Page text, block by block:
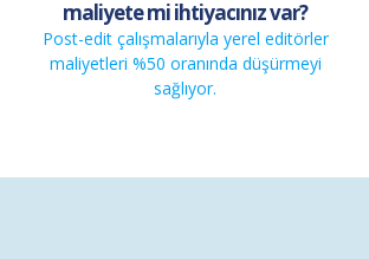
maliyete mi ihtiyacınız var?
Post-edit çalışmalarıyla yerel editörler
maliyetleri %50 oranında düşürmeyi
sağlıyor.